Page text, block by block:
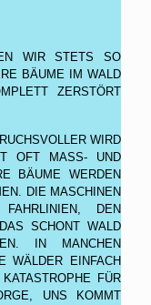
WIR STETS SO
BÄUME IM WALD
ZERSTÖRT
WIRD
OFT MASS- UND H
BÄUME WERDEN O
DIE MASCHINEN D
DEN R
SCHONT WALD U
IN MANCHEN LÄ
EINFACH MI
FÜR WA
UNS KOMMT SO